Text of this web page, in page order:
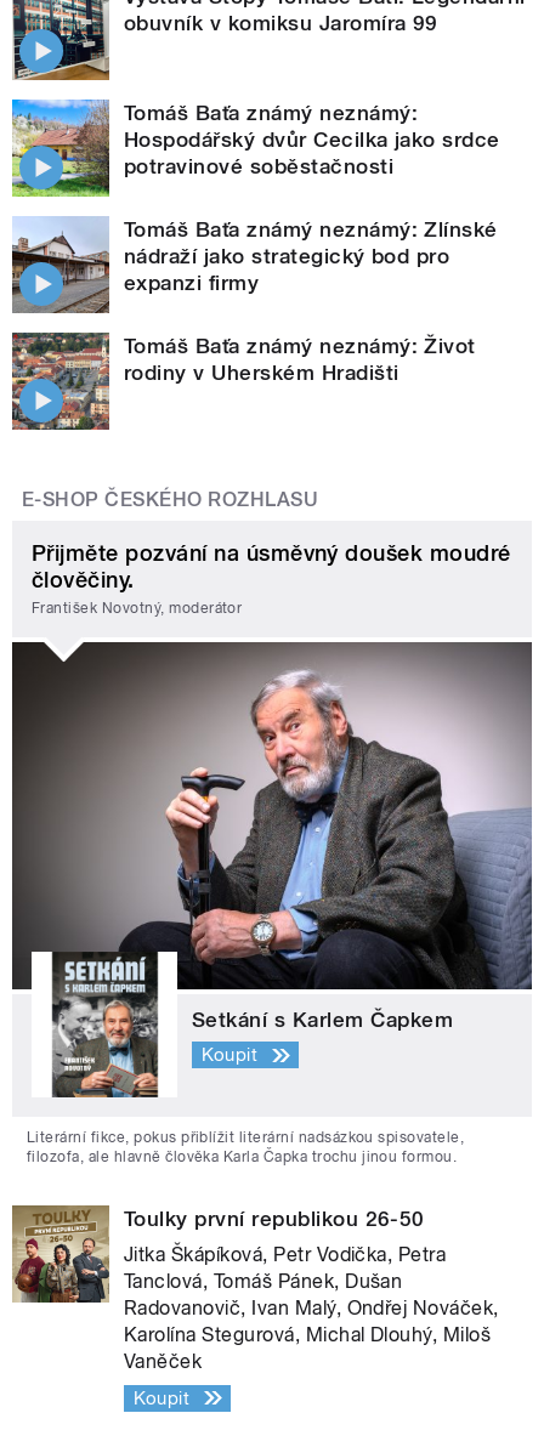
obuvník v komiksu Jaromíra 99
Tomáš Baťa známý neznámý:
Hospodářský dvůr Cecilka jako srdce
potravinové soběstačnosti
Tomáš Baťa známý neznámý: Zlínské
nádraží jako strategický bod pro
expanzi firmy
Tomáš Baťa známý neznámý: Život
rodiny v Uherském Hradišti
E-SHOP ČESKÉHO ROZHLASU
Přijměte pozvání na úsměvný doušek moudré
člověčiny.
František Novotný, moderátor
Setkání s Karlem Čapkem
Koupit
Literární fikce, pokus přiblížit literární nadsázkou spisovatele,
filozofa, ale hlavně člověka Karla Čapka trochu jinou formou.
Toulky první republikou 26-50
Jitka Škápíková, Petr Vodička, Petra
Tanclová, Tomáš Pánek, Dušan
Radovanovič, Ivan Malý, Ondřej Nováček,
Karolína Stegurová, Michal Dlouhý, Miloš
Vaněček
Koupit